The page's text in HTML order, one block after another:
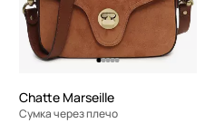
Chatte Marseille
Сумка через плечо